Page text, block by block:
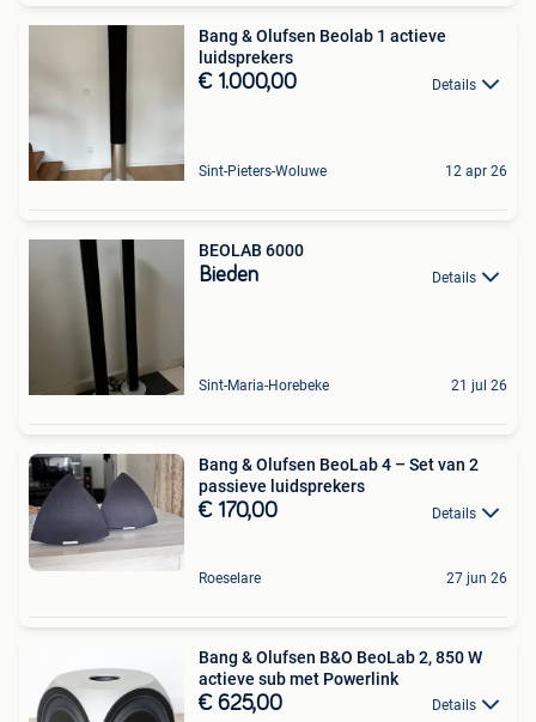
Bang & Olufsen Beolab 1 actieve
luidsprekers
€ 1.000,00 Details
Sint-Pieters-Woluwe 12 apr 26
BEOLAB 6000
Bieden Details
Sint-Maria-Horebeke 21 jul 26
Bang & Olufsen BeoLab 4 – Set van 2
passieve luidsprekers
€ 170,00 Details
Roeselare 27 jun 26
Bang & Olufsen B&O BeoLab 2, 850 W
actieve sub met Powerlink
€ 625,00 Details